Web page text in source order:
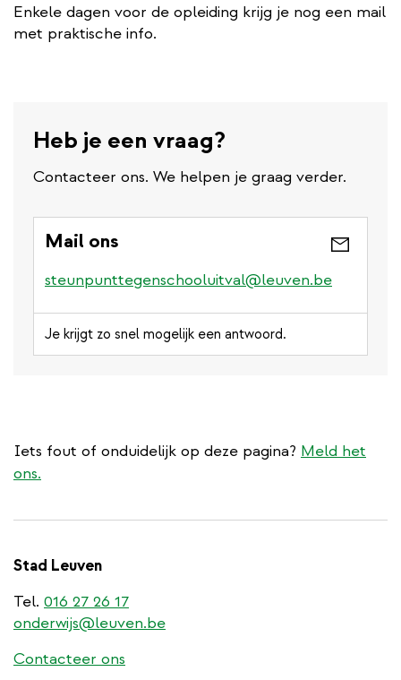
Enkele dagen voor de opleiding krijg je nog een mail
met praktische info.
Heb je een vraag?
Contacteer ons. We helpen je graag verder.
Mail ons
steunpunttegenschooluitval@leuven.be
Je krijgt zo snel mogelijk een antwoord.
Iets fout of onduidelijk op deze pagina? Meld het
ons.
Stad Leuven
Tel. 016 27 26 17
onderwijs@leuven.be
Contacteer ons